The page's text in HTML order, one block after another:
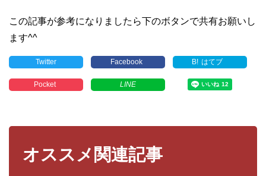
この記事が参考になりましたら下のボタンで共有お願いし
ます^^
Twitter Facebook B! はてブ
Pocket LINE
オススメ関連記事